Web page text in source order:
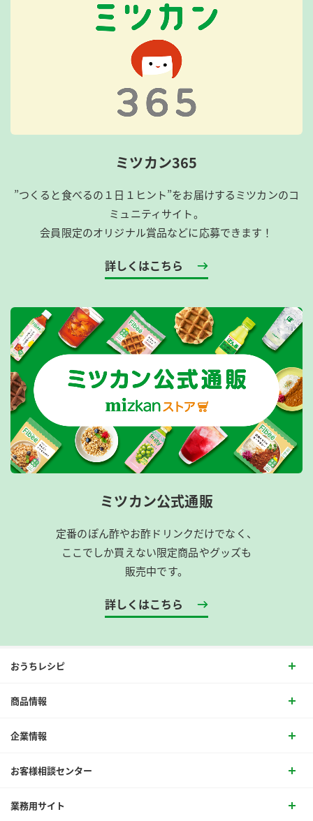
ミツカン365
”つくると食べるの１日１ヒント”をお届けするミツカンのコ
ミュニティサイト。
会員限定のオリジナル賞品などに応募できます！
詳しくはこちら
ミツカン公式通販
定番のぽん酢やお酢ドリンクだけでなく、
ここでしか買えない限定商品やグッズも
販売中です。
詳しくはこちら
おうちレシピ
商品情報
企業情報
お客様相談センター
業務用サイト